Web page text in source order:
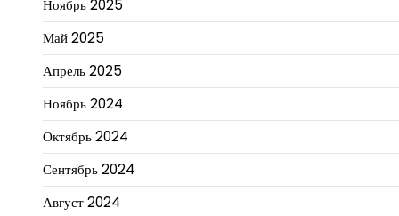
Ноябрь 2025
Май 2025
Апрель 2025
Ноябрь 2024
Октябрь 2024
Сентябрь 2024
Август 2024